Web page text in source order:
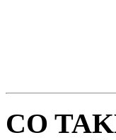
CO